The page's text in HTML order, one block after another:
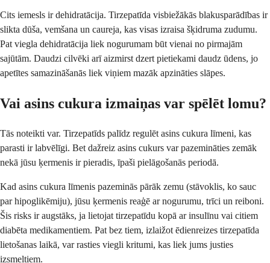
Cits iemesls ir dehidratācija. Tirzepatīda visbiežākās blakusparādības ir
slikta dūša, vemšana un caureja, kas visas izraisa šķidruma zudumu.
Pat viegla dehidratācija liek nogurumam būt vienai no pirmajām
sajūtām. Daudzi cilvēki arī aizmirst dzert pietiekami daudz ūdens, jo
apetītes samazināšanās liek viņiem mazāk apzināties slāpes.
Vai asins cukura izmaiņas var spēlēt lomu?
Tās noteikti var. Tirzepatīds palīdz regulēt asins cukura līmeni, kas
parasti ir labvēlīgi. Bet dažreiz asins cukurs var pazemināties zemāk
nekā jūsu ķermenis ir pieradis, īpaši pielāgošanās periodā.
Kad asins cukura līmenis pazeminās pārāk zemu (stāvoklis, ko sauc
par hipoglikēmiju), jūsu ķermenis reaģē ar nogurumu, trīci un reiboni.
Šis risks ir augstāks, ja lietojat tirzepatīdu kopā ar insulīnu vai citiem
diabēta medikamentiem. Pat bez tiem, izlaižot ēdienreizes tirzepatīda
lietošanas laikā, var rasties viegli kritumi, kas liek jums justies
izsmeltiem.